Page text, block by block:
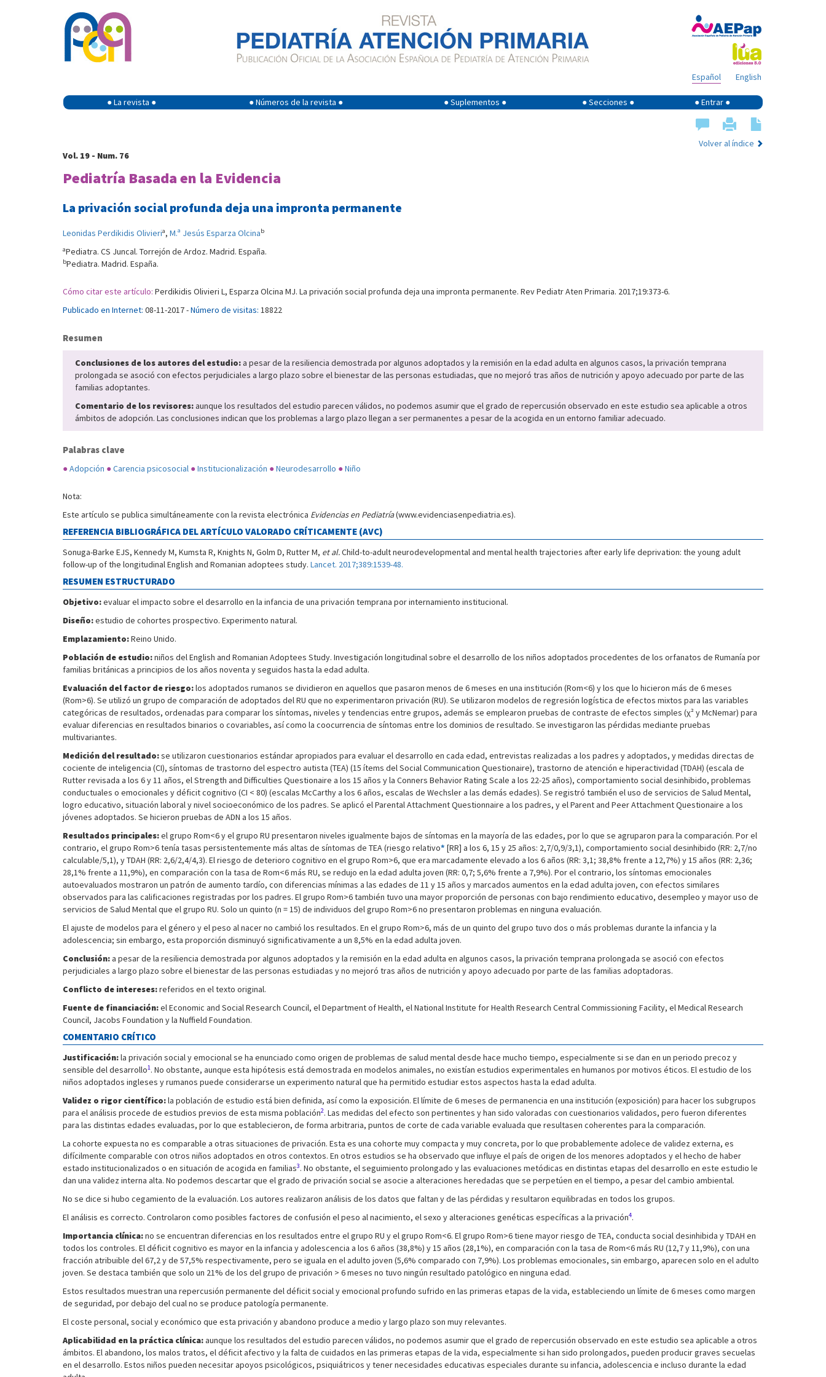
English
Español
● La revista ● ● Números de la revista ● ● Suplementos ● ● Secciones ● ● Entrar ●
Volver al índice
Vol. 19 - Num. 76
Pediatría Basada en la Evidencia
La privación social profunda deja una impronta permanente
Leonidas Perdikidis Olivieria, M.ª Jesús Esparza Olcinab
aPediatra. CS Juncal. Torrejón de Ardoz. Madrid. España.
bPediatra. Madrid. España.
Cómo citar este artículo: Perdikidis Olivieri L, Esparza Olcina MJ. La privación social profunda deja una impronta permanente. Rev Pediatr Aten Primaria. 2017;19:373-6.
Publicado en Internet: 08-11-2017 -Número de visitas: 18822
Resumen
Conclusiones de los autores del estudio: a pesar de la resiliencia demostrada por algunos adoptados y la remisión en la edad adulta en algunos casos, la privación temprana
prolongada se asoció con efectos perjudiciales a largo plazo sobre el bienestar de las personas estudiadas, que no mejoró tras años de nutrición y apoyo adecuado por parte de las
familias adoptantes.
Comentario de los revisores: aunque los resultados del estudio parecen válidos, no podemos asumir que el grado de repercusión observado en este estudio sea aplicable a otros
ámbitos de adopción. Las conclusiones indican que los problemas a largo plazo llegan a ser permanentes a pesar de la acogida en un entorno familiar adecuado.
Palabras clave
●Adopción ●Carencia psicosocial ●Institucionalización ●Neurodesarrollo ●Niño
Nota:
Este artículo se publica simultáneamente con la revista electrónica Evidencias en Pediatría(www.evidenciasenpediatria.es).
REFERENCIA BIBLIOGRÁFICA DEL ARTÍCULO VALORADO CRÍTICAMENTE (AVC)
Sonuga-Barke EJS, Kennedy M, Kumsta R, Knights N, Golm D, Rutter M, et al.Child-to-adult neurodevelopmental and mental health trajectories after early life deprivation: the young adult
follow-up of the longitudinal English and Romanian adoptees study. Lancet. 2017;389:1539-48.
RESUMEN ESTRUCTURADO
Objetivo:evaluar el impacto sobre el desarrollo en la infancia de una privación temprana por internamiento institucional.
Diseño:estudio de cohortes prospectivo. Experimento natural.
Emplazamiento:Reino Unido.
Población de estudio:niños del English and Romanian Adoptees Study. Investigación longitudinal sobre el desarrollo de los niños adoptados procedentes de los orfanatos de Rumanía por
familias británicas a principios de los años noventa y seguidos hasta la edad adulta.
Evaluación del factor de riesgo:los adoptados rumanos se dividieron en aquellos que pasaron menos de 6 meses en una institución (Rom<6) y los que lo hicieron más de 6 meses
(Rom>6). Se utilizó un grupo de comparación de adoptados del RU que no experimentaron privación (RU). Se utilizaron modelos de regresión logística de efectos mixtos para las variables
categóricas de resultados, ordenadas para comparar los síntomas, niveles y tendencias entre grupos, además se emplearon pruebas de contraste de efectos simples (χ² y McNemar) para
evaluar diferencias en resultados binarios o covariables, así como la coocurrencia de síntomas entre los dominios de resultado. Se investigaron las pérdidas mediante pruebas
multivariantes.
Medición del resultado:se utilizaron cuestionarios estándar apropiados para evaluar el desarrollo en cada edad, entrevistas realizadas a los padres y adoptados, y medidas directas de
cociente de inteligencia (CI), síntomas de trastorno del espectro autista (TEA) (15 ítems del Social Communication Questionaire), trastorno de atención e hiperactividad (TDAH) (escala de
Rutter revisada a los 6 y 11 años, el Strength and Difficulties Questionaire a los 15 años y la Conners Behavior Rating Scale a los 22-25 años), comportamiento social desinhibido, problemas
conductuales o emocionales y déficit cognitivo (CI < 80) (escalas McCarthy a los 6 años, escalas de Wechsler a las demás edades). Se registró también el uso de servicios de Salud Mental,
logro educativo, situación laboral y nivel socioeconómico de los padres. Se aplicó el Parental Attachment Questionnaire a los padres, y el Parent and Peer Attachment Questionaire a los
jóvenes adoptados. Se hicieron pruebas de ADN a los 15 años.
Resultados principales:el grupo Rom<6 y el grupo RU presentaron niveles igualmente bajos de síntomas en la mayoría de las edades, por lo que se agruparon para la comparación. Por el
contrario, el grupo Rom>6 tenía tasas persistentemente más altas de síntomas de TEA (riesgo relativo* [RR] a los 6, 15 y 25 años: 2,7/0,9/3,1), comportamiento social desinhibido (RR: 2,7/no
calculable/5,1), y TDAH (RR: 2,6/2,4/4,3). El riesgo de deterioro cognitivo en el grupo Rom>6, que era marcadamente elevado a los 6 años (RR: 3,1; 38,8% frente a 12,7%) y 15 años (RR: 2,36;
28,1% frente a 11,9%), en comparación con la tasa de Rom<6 más RU, se redujo en la edad adulta joven (RR: 0,7; 5,6% frente a 7,9%). Por el contrario, los síntomas emocionales
autoevaluados mostraron un patrón de aumento tardío, con diferencias mínimas a las edades de 11 y 15 años y marcados aumentos en la edad adulta joven, con efectos similares
observados para las calificaciones registradas por los padres. El grupo Rom>6 también tuvo una mayor proporción de personas con bajo rendimiento educativo, desempleo y mayor uso de
servicios de Salud Mental que el grupo RU. Solo un quinto (n = 15) de individuos del grupo Rom>6 no presentaron problemas en ninguna evaluación.
El ajuste de modelos para el género y el peso al nacer no cambió los resultados. En el grupo Rom>6, más de un quinto del grupo tuvo dos o más problemas durante la infancia y la
adolescencia; sin embargo, esta proporción disminuyó significativamente a un 8,5% en la edad adulta joven.
Conclusión:a pesar de la resiliencia demostrada por algunos adoptados y la remisión en la edad adulta en algunos casos, la privación temprana prolongada se asoció con efectos
perjudiciales a largo plazo sobre el bienestar de las personas estudiadas y no mejoró tras años de nutrición y apoyo adecuado por parte de las familias adoptadoras.
Conflicto de intereses:referidos en el texto original.
Fuente de financiación:el Economic and Social Research Council, el Department of Health, el National Institute for Health Research Central Commissioning Facility, el Medical Research
Council, Jacobs Foundation y la Nuffield Foundation.
COMENTARIO CRÍTICO
Justificación:la privación social y emocional se ha enunciado como origen de problemas de salud mental desde hace mucho tiempo, especialmente si se dan en un periodo precoz y
sensible del desarrollo1. No obstante, aunque esta hipótesis está demostrada en modelos animales, no existían estudios experimentales en humanos por motivos éticos. El estudio de los
niños adoptados ingleses y rumanos puede considerarse un experimento natural que ha permitido estudiar estos aspectos hasta la edad adulta.
Validez o rigor científico:la población de estudio está bien definida, así como la exposición. El límite de 6 meses de permanencia en una institución (exposición) para hacer los subgrupos
para el análisis procede de estudios previos de esta misma población2. Las medidas del efecto son pertinentes y han sido valoradas con cuestionarios validados, pero fueron diferentes
para las distintas edades evaluadas, por lo que establecieron, de forma arbitraria, puntos de corte de cada variable evaluada que resultasen coherentes para la comparación.
La cohorte expuesta no es comparable a otras situaciones de privación. Esta es una cohorte muy compacta y muy concreta, por lo que probablemente adolece de validez externa, es
difícilmente comparable con otros niños adoptados en otros contextos. En otros estudios se ha observado que influye el país de origen de los menores adoptados y el hecho de haber
estado institucionalizados o en situación de acogida en familias3. No obstante, el seguimiento prolongado y las evaluaciones metódicas en distintas etapas del desarrollo en este estudio le
dan una validez interna alta. No podemos descartar que el grado de privación social se asocie a alteraciones heredadas que se perpetúen en el tiempo, a pesar del cambio ambiental.
No se dice si hubo cegamiento de la evaluación. Los autores realizaron análisis de los datos que faltan y de las pérdidas y resultaron equilibradas en todos los grupos.
El análisis es correcto. Controlaron como posibles factores de confusión el peso al nacimiento, el sexo y alteraciones genéticas específicas a la privación4.
Importancia clínica:no se encuentran diferencias en los resultados entre el grupo RU y el grupo Rom<6. El grupo Rom>6 tiene mayor riesgo de TEA, conducta social desinhibida y TDAH en
todos los controles. El déficit cognitivo es mayor en la infancia y adolescencia a los 6 años (38,8%) y 15 años (28,1%), en comparación con la tasa de Rom<6 más RU (12,7 y 11,9%), con una
fracción atribuible del 67,2 y de 57,5% respectivamente, pero se iguala en el adulto joven (5,6% comparado con 7,9%). Los problemas emocionales, sin embargo, aparecen solo en el adulto
joven. Se destaca también que solo un 21% de los del grupo de privación > 6 meses no tuvo ningún resultado patológico en ninguna edad.
Estos resultados muestran una repercusión permanente del déficit social y emocional profundo sufrido en las primeras etapas de la vida, estableciendo un límite de 6 meses como margen
de seguridad, por debajo del cual no se produce patología permanente.
El coste personal, social y económico que esta privación y abandono produce a medio y largo plazo son muy relevantes.
Aplicabilidad en la práctica clínica:aunque los resultados del estudio parecen válidos, no podemos asumir que el grado de repercusión observado en este estudio sea aplicable a otros
ámbitos. El abandono, los malos tratos, el déficit afectivo y la falta de cuidados en las primeras etapas de la vida, especialmente si han sido prolongados, pueden producir graves secuelas
en el desarrollo. Estos niños pueden necesitar apoyos psicológicos, psiquiátricos y tener necesidades educativas especiales durante su infancia, adolescencia e incluso durante la edad